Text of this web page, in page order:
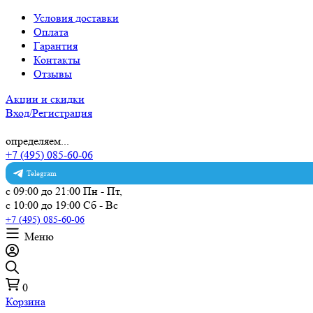
Условия доставки
Оплата
Гарантия
Контакты
Отзывы
Акции и скидки
Вход/Регистрация
определяем...
+7 (495) 085-60-06
Telegram
с 09:00 до 21:00 Пн - Пт,
с 10:00 до 19:00 Сб - Вс
+7 (495) 085-60-06
Меню
0
Корзина